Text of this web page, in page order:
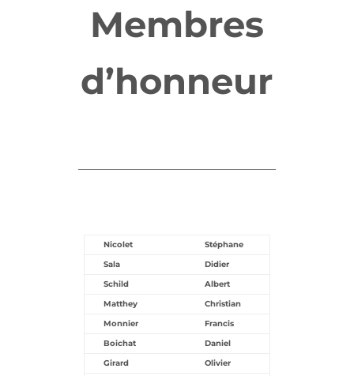
Membres
d’honneur
Nicolet
Stéphane
Sala
Didier
Schild
Albert
Matthey
Christian
Monnier
Francis
Boichat
Daniel
Girard
Olivier